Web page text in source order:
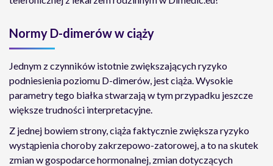
Normy D-dimerów w ciąży
Jednym z czynników istotnie zwiększających ryzyko
podniesienia poziomu D-dimerów, jest ciąża. Wysokie
parametry tego białka stwarzają w tym przypadku jeszcze
większe trudności interpretacyjne.
Z jednej bowiem strony, ciąża faktycznie zwiększa ryzyko
wystąpienia choroby zakrzepowo-zatorowej, a to na skutek
zmian w gospodarce hormonalnej, zmian dotyczących